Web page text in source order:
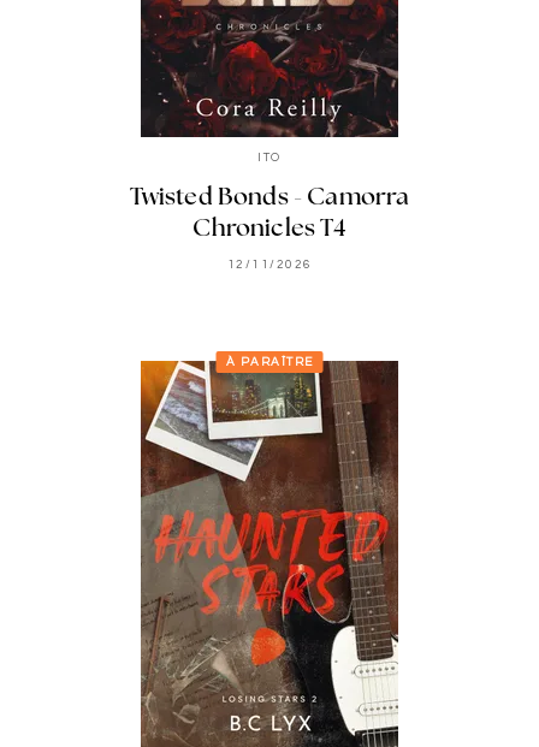
ITO
Twisted Bonds - Camorra
Chronicles T4
12/11/2026
À PARAÎTRE